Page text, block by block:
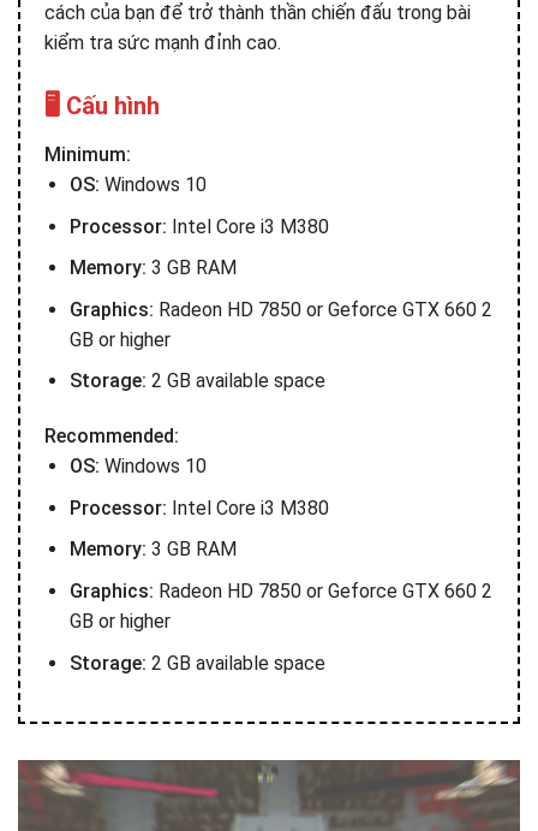
cách của bạn để trở thành thần chiến đấu trong bài
kiểm tra sức mạnh đỉnh cao.
🖥️ Cấu hình
Minimum:
OS: Windows 10
Processor: Intel Core i3 M380
Memory: 3 GB RAM
Graphics: Radeon HD 7850 or Geforce GTX 660 2
GB or higher
Storage: 2 GB available space
Recommended:
OS: Windows 10
Processor: Intel Core i3 M380
Memory: 3 GB RAM
Graphics: Radeon HD 7850 or Geforce GTX 660 2
GB or higher
Storage: 2 GB available space